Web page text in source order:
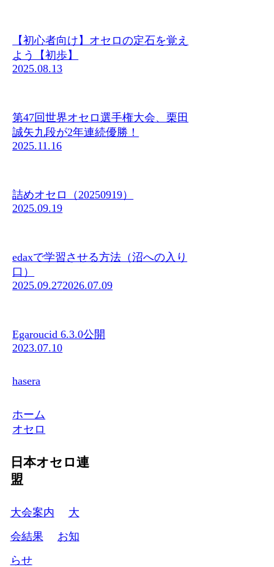
【初心者向け】オセロの定石を覚え
よう【初歩】
2025.08.13
第47回世界オセロ選手権大会、栗田
誠矢九段が2年連続優勝！
2025.11.16
詰めオセロ（20250919）
2025.09.19
edaxで学習させる方法（沼への入り
口）
2025.09.272026.07.09
Egaroucid 6.3.0公開
2023.07.10
hasera
ホーム
オセロ
日本オセロ連
盟
大会案内
大
会結果
お知
らせ